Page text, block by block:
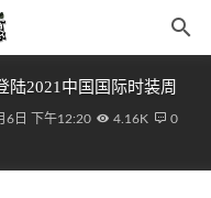
2021中国国际时装周
6日 下午12:20 4.16K
0